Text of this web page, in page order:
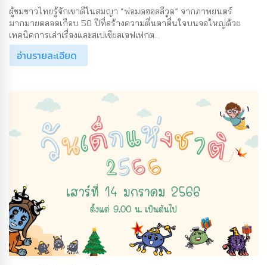
ผู้ชมชาวไทยรู้จักเขาดีในสมญา “พ่อมดฮอลลีวูด” จากภาพยนตร์
มากมายตลอดเกือบ 50 ปีที่สร้างความตื่นตาตื่นใจบนจอใหญ่ด้วย
เทคนิคการเล่าเรื่องและสเปเชียลเอฟเฟกต...
อ่านรายละเอียด